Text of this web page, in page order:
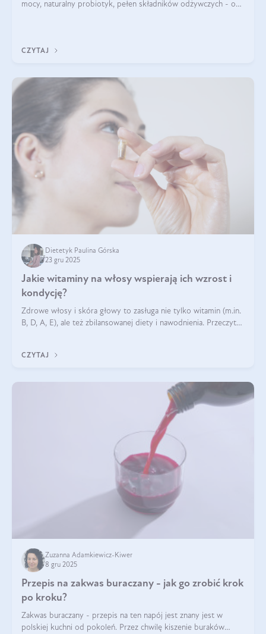
mocy, naturalny probiotyk, pełen składników odżywczych - o
CZYTAJ
Dietetyk Paulina Górska
23 gru 2025
Jakie witaminy na włosy wspierają ich wzrost i
kondycję?
Zdrowe włosy i skóra głowy to zasługa nie tylko witamin (m.in.
B, D, A, E), ale też zbilansowanej diety i nawodnienia. Przeczytaj
CZYTAJ
Zuzanna Adamkiewicz-Kiwer
8 gru 2025
Przepis na zakwas buraczany - jak go zrobić krok
po kroku?
Zakwas buraczany - przepis na ten napój jest znany jest w
polskiej kuchni od pokoleń. Przez chwilę kiszenie buraków